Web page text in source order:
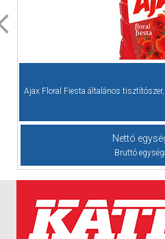
Ajax Floral Fiesta általános
Nettó
Bruttó